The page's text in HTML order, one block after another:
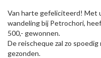
Van harte gefeliciteerd! Met
wandeling bij Petrochori,
500,- gewonnen.
De reischeque zal zo
gezonden.